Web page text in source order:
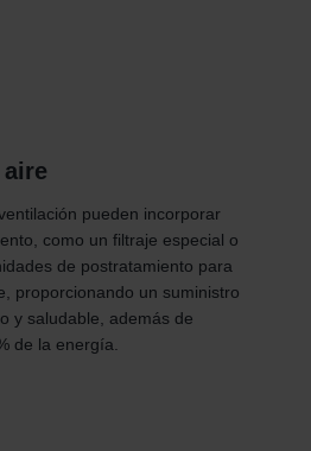
pueden incorporar
como un filtraje especial o
de postratamiento para
proporcionando un suministro
y saludable, además de
de la energía.